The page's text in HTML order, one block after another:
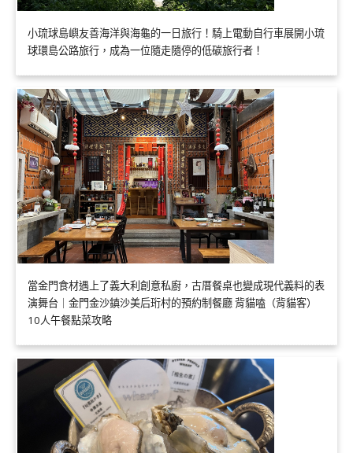
小琉球島嶼友善海洋與海龜的一日旅行！騎上電動自行車展開小琉
球環島公路旅行，成為一位隨走隨停的低碳旅行者！
當金門食材遇上了義大利創意私廚，古厝餐桌也變成現代義料的表
演舞台｜金門金沙鎮沙美后珩村的預約制餐廳 背貓嗑（背貓客）
10人午餐點菜攻略